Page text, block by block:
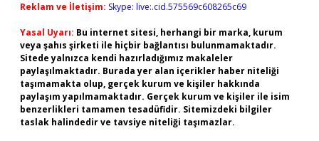
Reklam ve İletişim: Skype: live:.cid.575569c608265c69
Yasal Uyarı: Bu internet sitesi, herhangi bir marka, kurum
veya şahıs şirketi ile hiçbir bağlantısı bulunmamaktadır.
Sitede yalnızca kendi hazırladığımız makaleler
paylaşılmaktadır. Burada yer alan içerikler haber niteliği
taşımamakta olup, gerçek kurum ve kişiler hakkında
paylaşım yapılmamaktadır. Gerçek kurum ve kişiler ile isim
benzerlikleri tamamen tesadüfidir. Sitemizdeki bilgiler
taslak halindedir ve tavsiye niteliği taşımazlar.